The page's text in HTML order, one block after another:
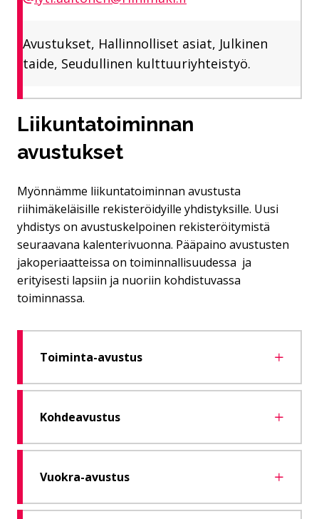
Avustukset, Hallinnolliset asiat, Julkinen
taide, Seudullinen kulttuuriyhteistyö.
Liikuntatoiminnan
avustukset
Myönnämme liikuntatoiminnan avustusta
riihimäkeläisille rekisteröidyille yhdistyksille. Uusi
yhdistys on avustuskelpoinen rekisteröitymistä
seuraavana kalenterivuonna. Pääpaino avustusten
jakoperiaatteissa on toiminnallisuudessa ja
erityisesti lapsiin ja nuoriin kohdistuvassa
toiminnassa.
Toiminta-avustus
Kohdeavustus
Vuokra-avustus